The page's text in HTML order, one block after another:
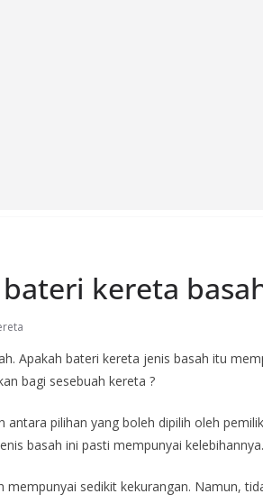
kereta
Apakah bateri kereta jenis basah itu
bagi sesebuah kereta ?
antara pilihan yang boleh dipilih oleh
basah ini pasti mempunyai kelebihannya.
sedikit kekurangan. Namun,